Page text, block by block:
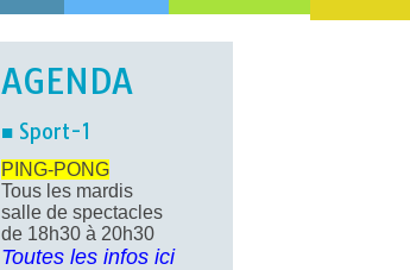
AGENDA
■ Sport-1
PING-PONG
Tous les mardis
salle de spectacles
de 18h30 à 20h30
Toutes les infos ici